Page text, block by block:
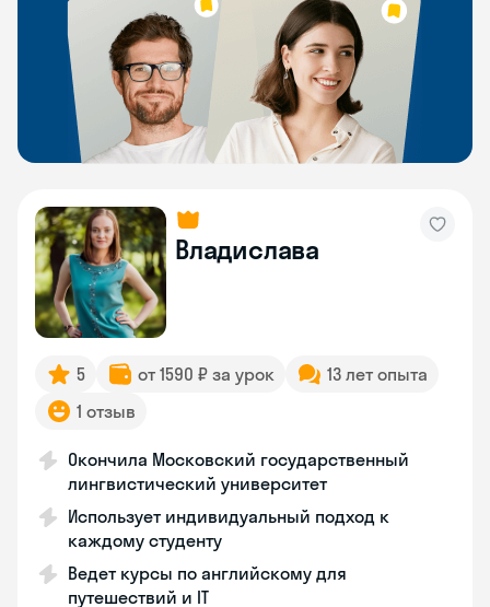
Владислава
5 от 1590 ₽ за урок
13 лет опыта
1 отзыв
Окончила Московский государственный
лингвистический университет
Использует индивидуальный подход к
каждому студенту
Ведет курсы по английскому для
путешествий и IT